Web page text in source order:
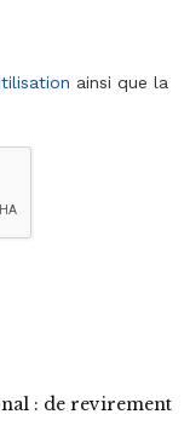
ainsi que la
: de revirement